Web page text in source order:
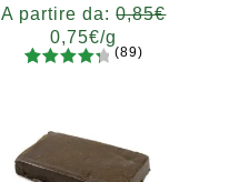
A partire da:0,85€
0,75€/g
400
su base
recensio
(89)